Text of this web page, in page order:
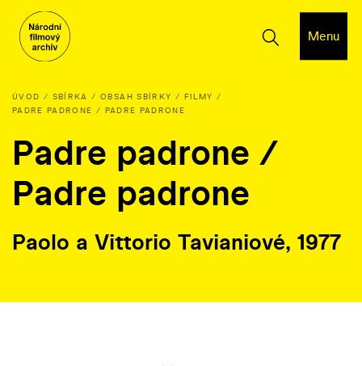
Menu
ÚVOD SBÍRKA OBSAH SBÍRKY
FILMY
PADRE PADRONE / PADRE PADRONE
Padre padrone /
Padre padrone
Paolo a Vittorio Tavianiové, 1977